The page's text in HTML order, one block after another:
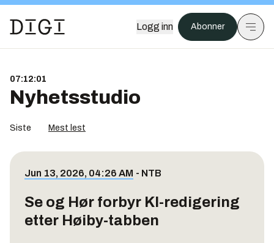
Logg inn Abonner
07:12:02
Nyhetsstudio
Siste Mest lest
Jun 13, 2026, 04:26 AM - NTB
Se og Hør forbyr KI-redigering
etter Høiby-tabben